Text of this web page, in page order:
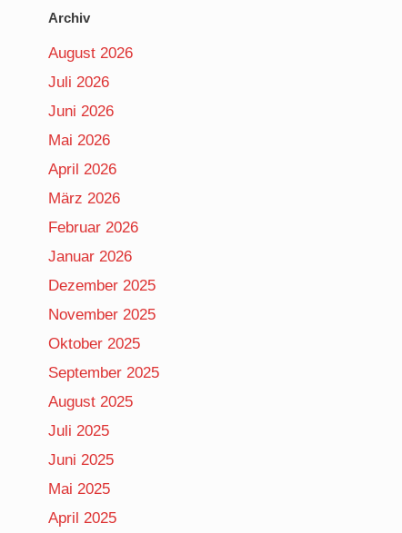
Archiv
August 2026
Juli 2026
Juni 2026
Mai 2026
April 2026
März 2026
Februar 2026
Januar 2026
Dezember 2025
November 2025
Oktober 2025
September 2025
August 2025
Juli 2025
Juni 2025
Mai 2025
April 2025